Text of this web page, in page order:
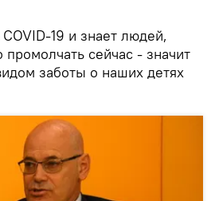
19 и знает людей,
сейчас - значит
заботы о наших детях